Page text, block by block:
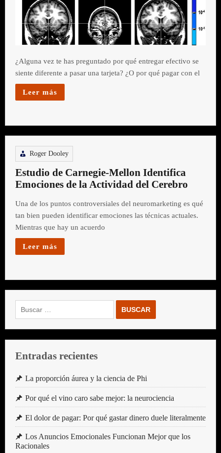
¿Alguna vez te has preguntado por qué entregar efectivo se
siente diferente a pasar una tarjeta? ¿O por qué pagar con el
Leer más
Roger Dooley
Estudio de Carnegie-Mellon Identifica
Emociones de la Actividad del Cerebro
Una de los puntos controversiales del neuromarketing es qué
tan bien pueden identificar emociones las técnicas actuales.
Mientras que hay un acuerdo
Leer más
Entradas recientes
La proporción áurea y la ciencia de Phi
Por qué el vino caro sabe mejor: la neurociencia
El dolor de pagar: Por qué gastar dinero duele literalmente
Los Anuncios Emocionales Funcionan Mejor que los
Racionales